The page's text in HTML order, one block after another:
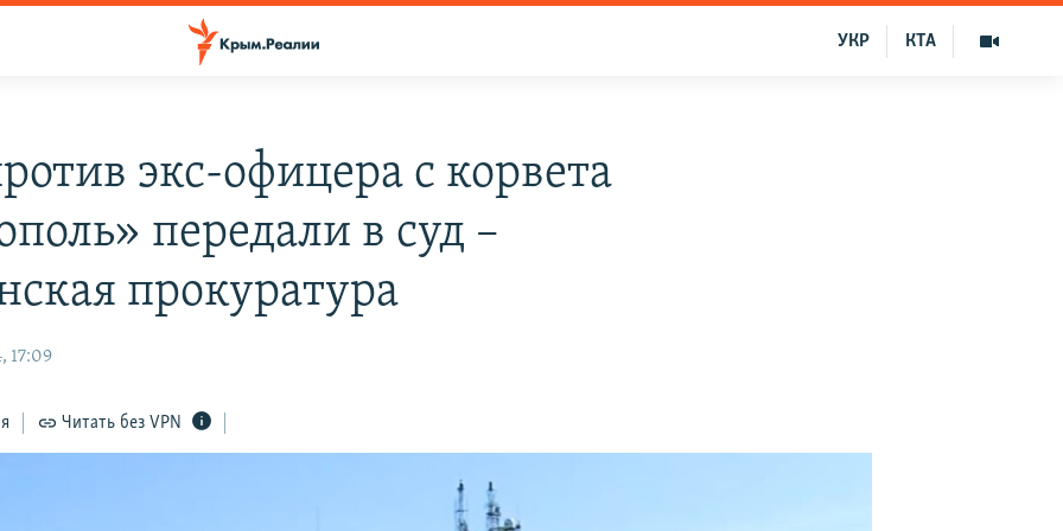
КТА
УКР
экс-офицера с корвета
передали в суд –
прокуратура
17:09
Читать без VPN